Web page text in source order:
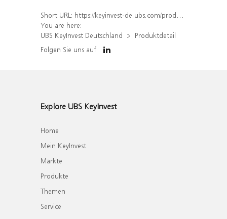
Short URL: https://keyinvest-de.ubs.com/produkt/detail/index/isin/DE000WA6YHV9
You are here:
UBS KeyInvest Deutschland
Produktdetail
Folgen Sie uns auf
Explore UBS KeyInvest
Home
Mein KeyInvest
Märkte
Produkte
Themen
Service